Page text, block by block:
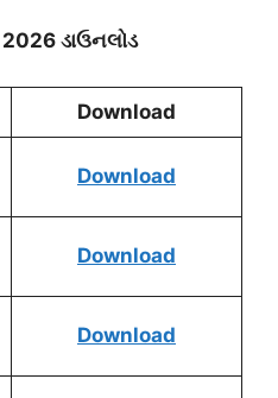
2026 ડાઉનલોડ
Download
Download
Download
Download